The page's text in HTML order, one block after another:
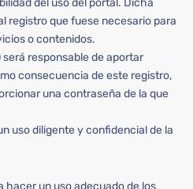
registro que fuese necesario para
o contenidos.
será responsable de aportar
consecuencia de este registro,
una contraseña de la que
uso diligente y confidencial de la
hacer un uso adecuado de los